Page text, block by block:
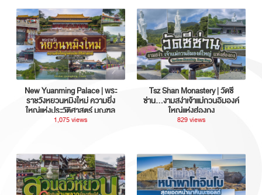
New Yuanming Palace | พระ
ราชวังหยวนหมิงใหม่ ความยิ่ง
ใหญ่แห่งประวัติศาสตร์ มณฑล
กวางตุ้ง ประเทศจีน
1,075 views
Tsz Shan Monastery | วัดซี
ซ่าน…งามสง่าเจ้าแม่กวนอิมองค์
ใหญ่แห่งฮ่องกง
829 views